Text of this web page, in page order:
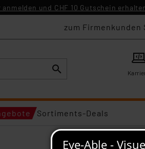
und CHF 10 Gutschein
zum Firmenkunden
Sortiments-Deals